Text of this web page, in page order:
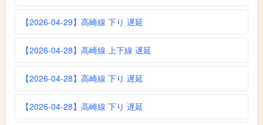
【2026-04-29】高崎線 下り 遅延
【2026-04-28】高崎線 上下線 遅延
【2026-04-28】高崎線 下り 遅延
【2026-04-28】高崎線 下り 遅延